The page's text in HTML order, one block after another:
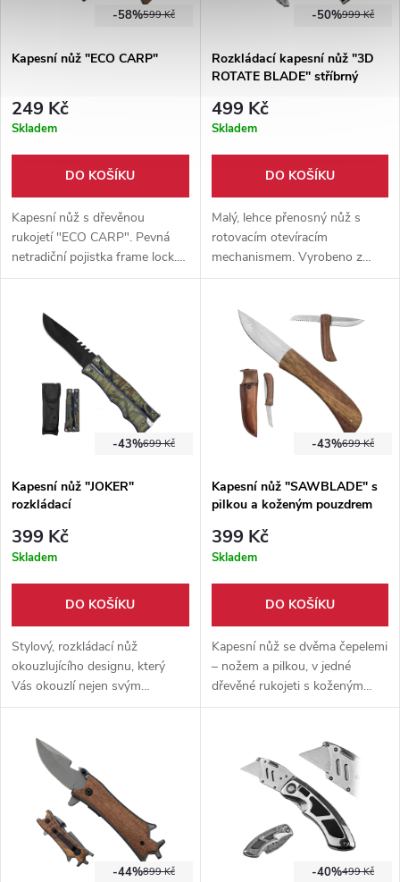
599 Kč
-58%
Kapesní nůž "ECO CARP"
249 Kč
Skladem
DO KOŠÍKU
Kapesní nůž s dřevěnou
rukojetí "ECO CARP". Pevná
netradiční pojistka frame lock.
Ostrá ocelová čepel. Vhodná
outdoor či bushcraft.
999 Kč
-50%
Rozkládací kapesní nůž "3D
ROTATE BLADE" stříbrný
499 Kč
Skladem
DO KOŠÍKU
Malý, lehce přenosný nůž s
rotovacím otevíracím
mechanismem. Vyrobeno z
nerezové oceli 3cr13. Ostrá
na lahve. Pouzdro součástí
balení.
699 Kč
-43%
Kapesní nůž "JOKER"
rozkládací
399 Kč
Skladem
DO KOŠÍKU
Stylový, rozkládací nůž
okouzlujícího designu, který
Vás okouzlí nejen svým
designem ale i svou
pevné nylonové pouzdro.
699 Kč
-43%
Kapesní nůž "SAWBLADE" s
pilkou a koženým pouzdrem
399 Kč
Skladem
DO KOŠÍKU
Kapesní nůž se dvěma čepelemi
– nožem a pilkou, v jedné
dřevěné rukojeti s koženým
pouzdrem s poutkem na
899 Kč
-44% 499 Kč
-40%